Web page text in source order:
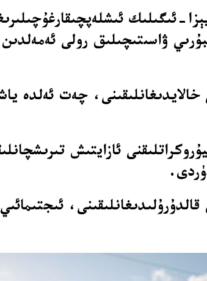
ئىگىلىك
ۋاسىتىچىلىق رولى ئەمەلدىن
چەت ئەلدە
ئازايتىش